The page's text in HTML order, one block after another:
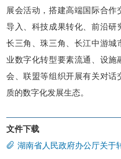
展会活动，搭建高端国际合
导入、科技成果转化、前沿研
长三角、珠三角、长江中游城
业数字化转型要素流通、设
会、联盟等组织开展有关对
质的数字化发展生态。
文件下载
湖南省人民政府办公厅关于转发省工业和信息化厅《湖南省“